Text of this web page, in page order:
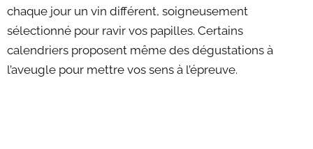
chaque jour un vin différent, soigneusement
sélectionné pour ravir vos papilles. Certains
calendriers proposent même des dégustations à
l’aveugle pour mettre vos sens à l’épreuve.